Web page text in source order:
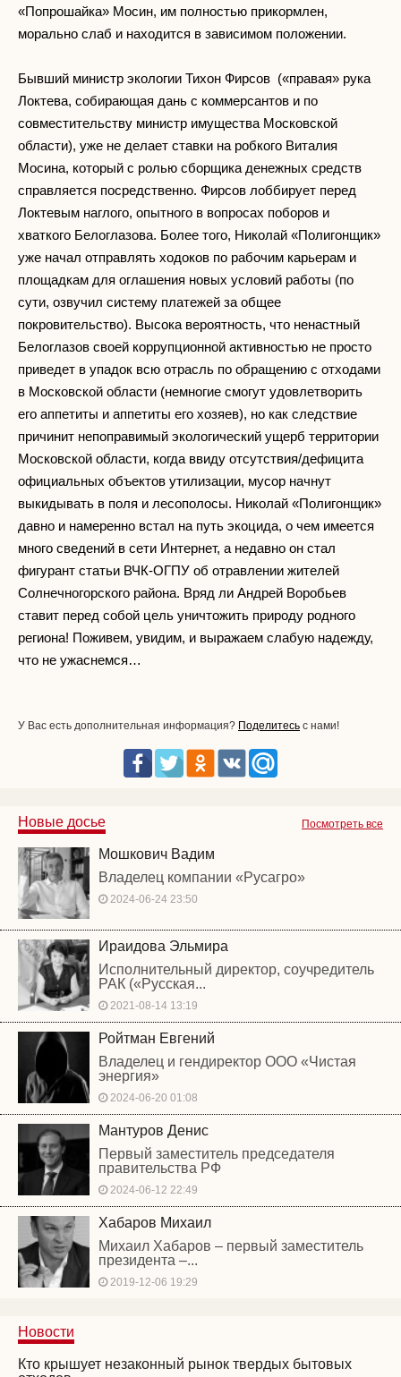
«Попрошайка» Мосин, им полностью прикормлен,
морально слаб и находится в зависимом положении.
Бывший министр экологии Тихон Фирсов («правая» рука
Локтева, собирающая дань с коммерсантов и по
совместительству министр имущества Московской
области), уже не делает ставки на робкого Виталия
Мосина, который с ролью сборщика денежных средств
справляется посредственно. Фирсов лоббирует перед
Локтевым наглого, опытного в вопросах поборов и
хваткого Белоглазова. Более того, Николай «Полигонщик»
уже начал отправлять ходоков по рабочим карьерам и
площадкам для оглашения новых условий работы (по
сути, озвучил систему платежей за общее
покровительство). Высока вероятность, что ненастный
Белоглазов своей коррупционной активностью не просто
приведет в упадок всю отрасль по обращению с отходами
в Московской области (немногие смогут удовлетворить
его аппетиты и аппетиты его хозяев), но как следствие
причинит непоправимый экологический ущерб территории
Московской области, когда ввиду отсутствия/дефицита
официальных объектов утилизации, мусор начнут
выкидывать в поля и лесополосы. Николай «Полигонщик»
давно и намеренно встал на путь экоцида, о чем имеется
много сведений в сети Интернет, а недавно он стал
фигурант статьи ВЧК-ОГПУ об отравлении жителей
Солнечногорского района. Вряд ли Андрей Воробьев
ставит перед собой цель уничтожить природу родного
региона! Поживем, увидим, и выражаем слабую надежду,
что не ужаснемся…
У Вас есть дополнительная информация? Поделитесь с нами!
Посмотреть все
Новые досье
Мошкович Вадим
Владелец компании «Русагро»
2024-06-24 23:50
Ираидова Эльмира
Исполнительный директор, соучредитель
РАК («Русская...
2021-08-14 13:19
Ройтман Евгений
Владелец и гендиректор ООО «Чистая
энергия»
2024-06-20 01:08
Мантуров Денис
Первый заместитель председателя
правительства РФ
2024-06-12 22:49
Хабаров Михаил
Михаил Хабаров – первый заместитель
президента –...
2019-12-06 19:29
Новости
Кто крышует незаконный рынок твердых бытовых